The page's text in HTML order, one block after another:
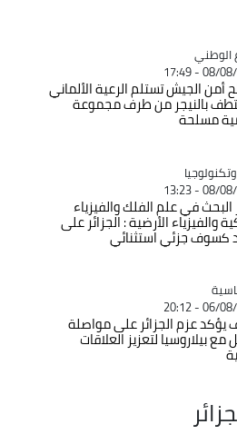
08/08/
أمن الجيش تستلم الرعية الألماني
بالنيجر من طرف مجموعة
مسلحة
08/08/
في علم الفلك والفيزياء
والفيزياء الأرضية : الجزائر على
جزئي استثنائي
06/08/
عزم الجزائر على مواصلة
بيلاروسيا لتعزيز العلاقات